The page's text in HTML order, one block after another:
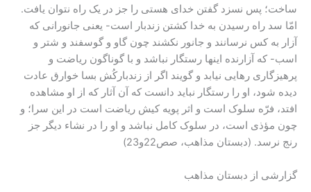
ساخت؛ پس نسزد گفتن خدای هستی را جز در یک راه نتوان یافت.
امّا سد راه رسیدن به خدا کشتن زندبار است- یعنی جانورانی که
آزار به کس نرسانند و جانور نکشند چون گاو و گوسفند و شتر و
اسب- که آزارنده اینها رستگار نباشد و با گوناگون ریاضت و
پرهیزگاری رهایی نیابد و گویند اگر از زندبارکُش بسا خوارق عادت
دیده شود، او را رستگار نباید دانست که آن آثار که از او مشاهده
افتد، فرّه سلوک است و اثر پویه کیش ریاضت است در این سرا؛ و
چون مؤذی است، در سلوک کامل نباشد و او را در نشاء دیگر جز
رنج نرسد. (دبستان مذاهب، صص22و23)
گزارشی از دبستان مذاهب